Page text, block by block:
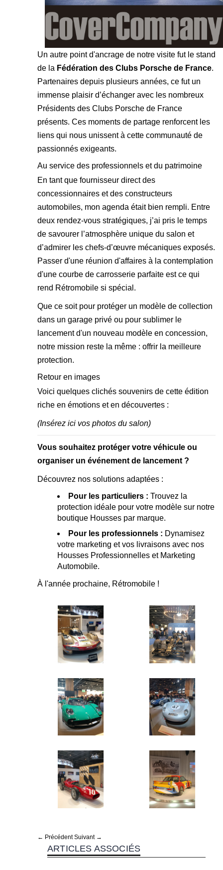
Un autre point d'ancrage de notre visite fut le stand
de la Fédération des Clubs Porsche de France.
Partenaires depuis plusieurs années, ce fut un
immense plaisir d’échanger avec les nombreux
Présidents des Clubs Porsche de France
présents. Ces moments de partage renforcent les
liens qui nous unissent à cette communauté de
passionnés exigeants.
Au service des professionnels et du patrimoine
En tant que fournisseur direct des
concessionnaires et des constructeurs
automobiles, mon agenda était bien rempli. Entre
deux rendez-vous stratégiques, j’ai pris le temps
de savourer l’atmosphère unique du salon et
d’admirer les chefs-d’œuvre mécaniques exposés.
Passer d'une réunion d'affaires à la contemplation
d'une courbe de carrosserie parfaite est ce qui
rend Rétromobile si spécial.
Que ce soit pour protéger un modèle de collection
dans un garage privé ou pour sublimer le
lancement d'un nouveau modèle en concession,
notre mission reste la même : offrir la meilleure
protection.
Retour en images
Voici quelques clichés souvenirs de cette édition
riche en émotions et en découvertes :
(Insérez ici vos photos du salon)
Vous souhaitez protéger votre véhicule ou
organiser un événement de lancement ?
Découvrez nos solutions adaptées :
Pour les particuliers : Trouvez la
protection idéale pour votre modèle sur notre
boutique Housses par marque.
Pour les professionnels : Dynamisez
votre marketing et vos livraisons avec nos
Housses Professionnelles et Marketing
Automobile.
À l'année prochaine, Rétromobile !
← Précédent Suivant →
ARTICLES ASSOCIÉS